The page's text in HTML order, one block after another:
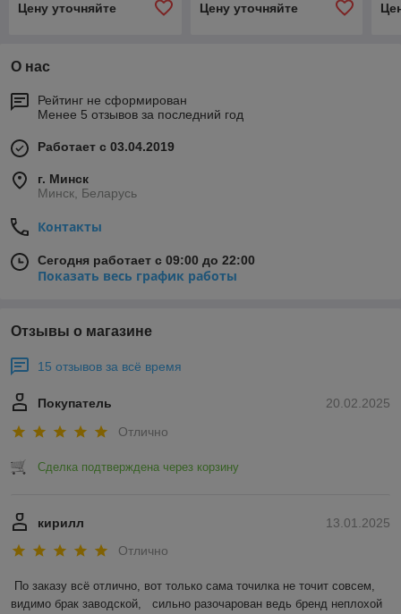
нерж.сталь) Дания
Цену уточняйте
нерж.сталь) Дания
Цену уточняйте
О нас
Рейтинг не сформирован
Менее 5 отзывов за последний год
Работает с 03.04.2019
г. Минск
Минск, Беларусь
Контакты
Сегодня работает с 09:00 до 22:00
Показать весь график работы
Отзывы о магазине
15 отзывов за всё время
20.02.2025
Покупатель
Отлично
Сделка подтверждена через корзину
13.01.2025
кирилл
Отлично
По заказу всё отлично, вот только сама точилка не точит совсем,
видимо брак заводской,   сильно разочарован ведь бренд неплохой